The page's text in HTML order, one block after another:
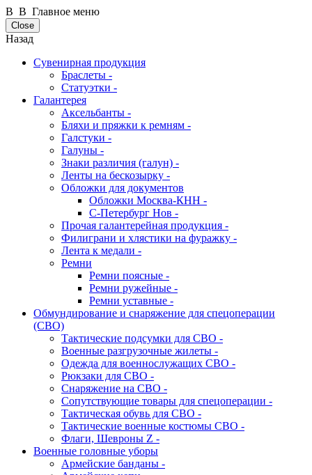
В В Главное меню
Close
Назад
Сувенирная продукция
Браслеты -
Статуэтки -
Галантерея
Аксельбанты -
Бляхи и пряжки к ремням -
Галстуки -
Галуны -
Знаки различия (галун) -
Ленты на бескозырку -
Обложки для документов
Обложки Москва-КНН -
С-Петербург Нов -
Прочая галантерейная продукция -
Филиграни и хлястики на фуражку -
Лента к медали -
Ремни
Ремни поясные -
Ремни ружейные -
Ремни уставные -
Обмундирование и снаряжение для спецоперации
(СВО)
Тактические подсумки для СВО -
Военные разгрузочные жилеты -
Одежда для военнослужащих СВО -
Рюкзаки для СВО -
Снаряжение на СВО -
Сопутствующие товары для спецоперации -
Тактическая обувь для СВО -
Тактические военные костюмы СВО -
Флаги, Шевроны Z -
Военные головные уборы
Армейские банданы -